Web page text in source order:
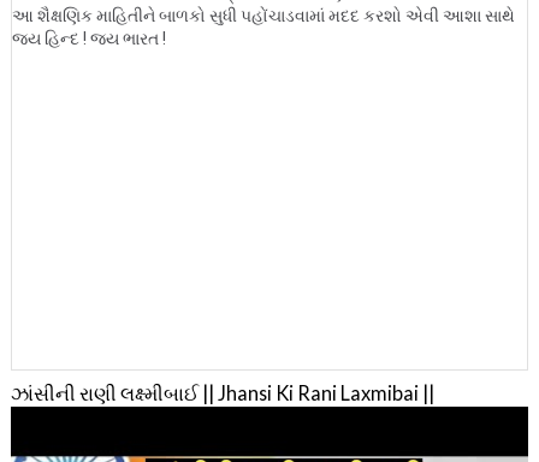
આ શૈક્ષણિક માહિતીને બાળકો સુધી પહોંચાડવામાં મદદ કરશો એવી આશા સાથે
જય હિન્દ ! જય ભારત !
ઝાંસીની રાણી લક્ષ્મીબાઈ || Jhansi Ki Rani Laxmibai ||